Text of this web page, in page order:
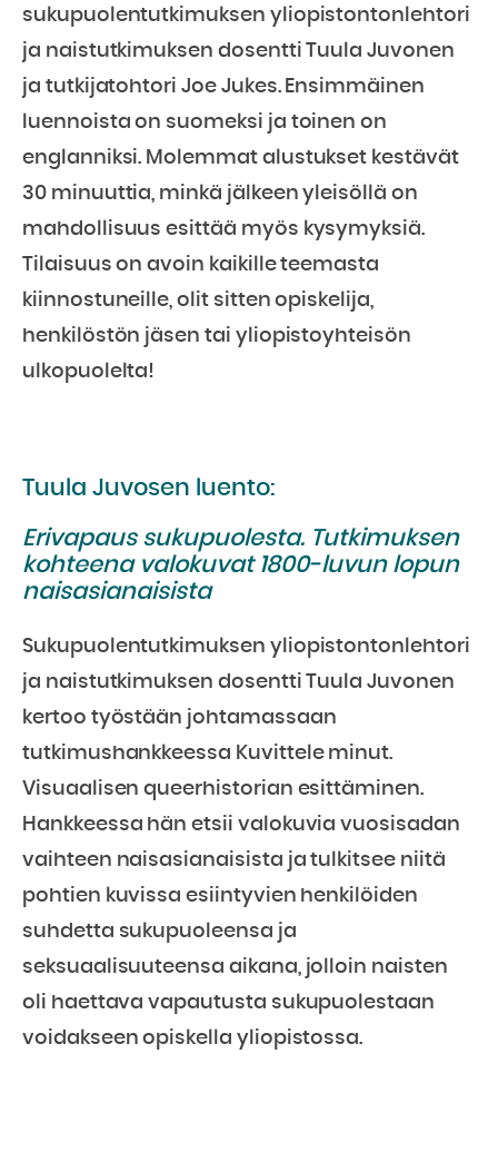
sukupuolentutkimuksen yliopistontonlehtori
ja naistutkimuksen dosentti Tuula Juvonen
ja tutkijatohtori Joe Jukes. Ensimmäinen
luennoista on suomeksi ja toinen on
englanniksi. Molemmat alustukset kestävät
30 minuuttia, minkä jälkeen yleisöllä on
mahdollisuus esittää myös kysymyksiä.
Tilaisuus on avoin kaikille teemasta
kiinnostuneille, olit sitten opiskelija,
henkilöstön jäsen tai yliopistoyhteisön
ulkopuolelta!
Tuula Juvosen luento:
Erivapaus sukupuolesta. Tutkimuksen
kohteena valokuvat 1800-luvun lopun
naisasianaisista
Sukupuolentutkimuksen yliopistontonlehtori
ja naistutkimuksen dosentti Tuula Juvonen
kertoo työstään johtamassaan
tutkimushankkeessa Kuvittele minut.
Visuaalisen queerhistorian esittäminen.
Hankkeessa hän etsii valokuvia vuosisadan
vaihteen naisasianaisista ja tulkitsee niitä
pohtien kuvissa esiintyvien henkilöiden
suhdetta sukupuoleensa ja
seksuaalisuuteensa aikana, jolloin naisten
oli haettava vapautusta sukupuolestaan
voidakseen opiskella yliopistossa.